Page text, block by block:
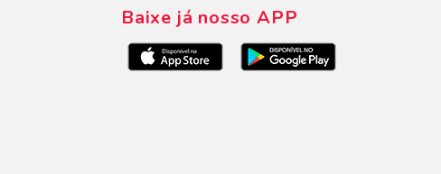
Baixe já nosso APP